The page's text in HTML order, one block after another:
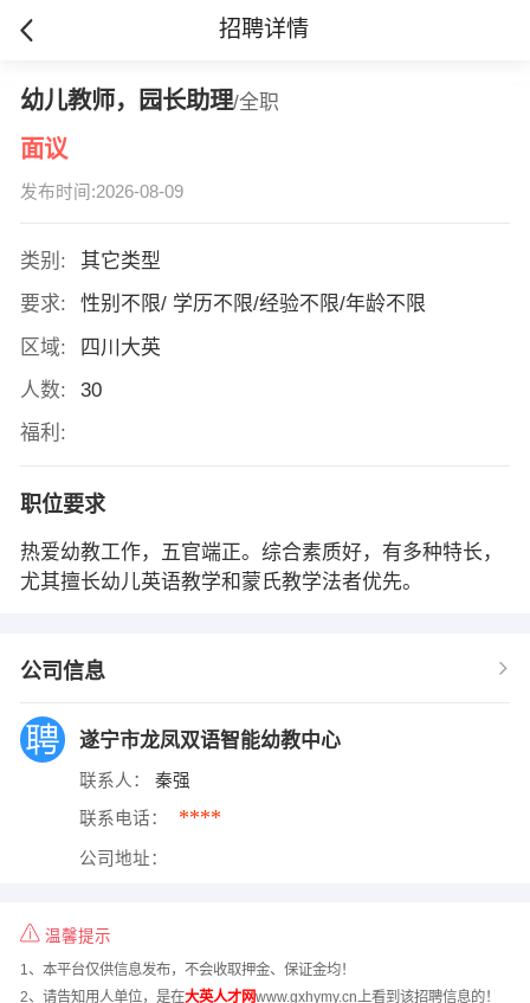
招聘详情
幼儿教师，园长助理/全职
面议
发布时间:2026-08-09
类别:
其它类型
要求:
性别不限/ 学历不限/经验不限/年龄不限
区域:
四川大英
人数:
30
福利:
职位要求
热爱幼教工作，五官端正。综合素质好，有多种特长，
尤其擅长幼儿英语教学和蒙氏教学法者优先。
公司信息
遂宁市龙凤双语智能幼教中心
联系人： 秦强
联系电话： ****
公司地址：
温馨提示
1、本平台仅供信息发布，不会收取押金、保证金均！
2、请告知用人单位，是在大英人才网www.gxhymy.cn上看到该招聘信息的！